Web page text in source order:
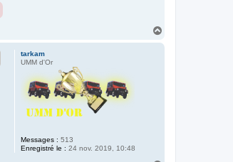
tarkam
UMM d'Or
Messages : 513
Enregistré le : 24 nov. 2019, 10:48